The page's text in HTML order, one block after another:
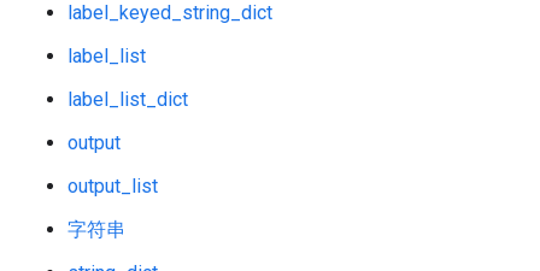
label_keyed_string_dict
label_list
label_list_dict
output
output_list
字符串